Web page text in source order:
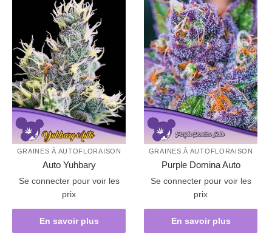
GRAINES À AUTOFLORAISON
Auto Yuhbary
Se connecter pour voir les
prix
En savoir plus
GRAINES À AUTOFLORAISON
Purple Domina Auto
Se connecter pour voir les
prix
En savoir plus